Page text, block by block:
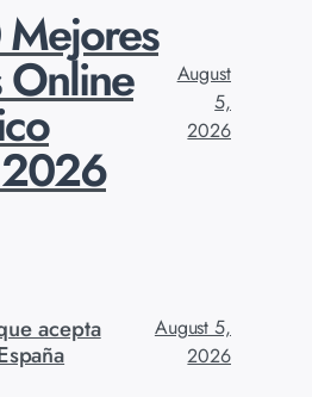
Online
August
5,
2026
acepta
August 5,
2026